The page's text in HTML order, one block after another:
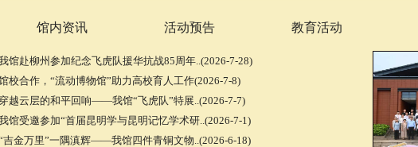
馆内资讯 活动预告 教育活动
馆赴柳州参加纪念飞虎队援华抗战85周年..(2026-7-28)
校合作，“流动博物馆”助力高校育人工作(2026-7-8)
穿越云层的和平回响——我馆“飞虎队”特展..(2026-7-7)
馆受邀参加“首届昆明学与昆明记忆学术研..(2026-7-1)
吉金万里”一隅滇辉——我馆四件青铜文物..(2026-6-18)